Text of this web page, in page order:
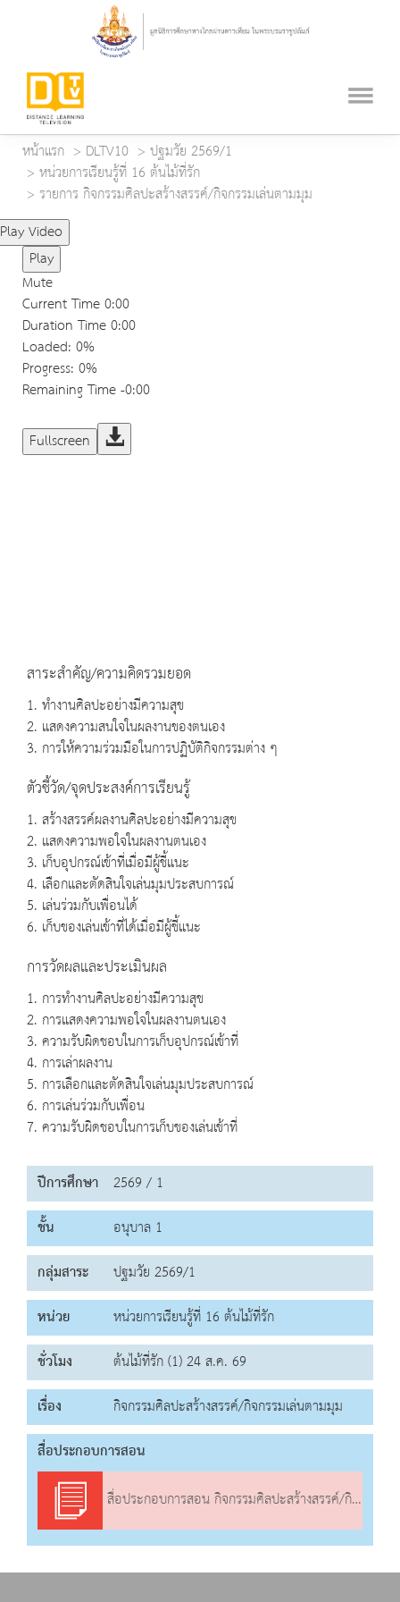
หน้าแรก DLTV10
ปฐมวัย 2569/1
หน่วยการเรียนรู้ที่ 16 ต้นไม้ที่รัก
รายการ กิจกรรมศิลปะสร้างสรรค์/กิจกรรมเล่นตามมุม
Play Video
Play
Mute
Current Time0:00
Duration Time0:00
Loaded: 0%
Progress: 0%
Remaining Time-0:00
Fullscreen
สาระสำคัญ/ความคิดรวมยอด
1. ทำงานศิลปะอย่างมีความสุข
2. แสดงความสนใจในผลงานของตนเอง
3. การให้ความร่วมมือในการปฏิบัติกิจกรรมต่าง ๆ
ตัวชี้วัด/จุดประสงค์การเรียนรู้
1. สร้างสรรค์ผลงานศิลปะอย่างมีความสุข
2. แสดงความพอใจในผลงานตนเอง
3. เก็บอุปกรณ์เข้าที่เมื่อมีผู้ชี้แนะ
4. เลือกและตัดสินใจเล่นมุมประสบการณ์
5. เล่นร่วมกับเพื่อนได้
6. เก็บของเล่นเข้าที่ได้เมื่อมีผู้ชี้แนะ
การวัดผลและประเมินผล
1. การทำงานศิลปะอย่างมีความสุข
2. การแสดงความพอใจในผลงานตนเอง
3. ความรับผิดชอบในการเก็บอุปกรณ์เข้าที่
4. การเล่าผลงาน
5. การเลือกและตัดสินใจเล่นมุมประสบการณ์
6. การเล่นร่วมกับเพื่อน
7. ความรับผิดชอบในการเก็บของเล่นเข้าที่
ปีการศึกษา 2569 / 1
ชั้น
อนุบาล 1
กลุ่มสาระ
ปฐมวัย 2569/1
หน่วย
หน่วยการเรียนรู้ที่ 16 ต้นไม้ที่รัก
ชั่วโมง
ต้นไม้ที่รัก (1) 24 ส.ค. 69
เรื่อง
กิจกรรมศิลปะสร้างสรรค์/กิจกรรมเล่นตามมุม
สื่อประกอบการสอน
สื่อประกอบการสอน กิจกรรมศิลปะสร้างสรรค์/กิจกรรมเล่นตามมุม